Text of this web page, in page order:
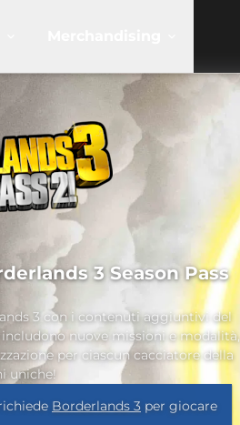
3 Season Pass
3 con i contenuti aggiuntivi del
includono nuove missioni e modalità,
per ciascun cacciatore della
uniche!
Borderlands 3 per giocare